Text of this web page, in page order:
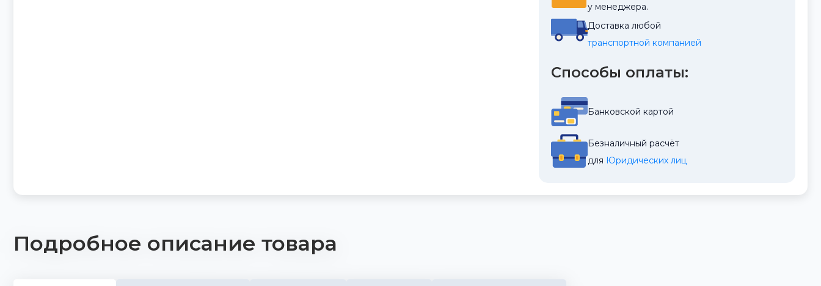
у менеджера.
Доставка любой
транспортной компанией
Способы оплаты:
Банковской картой
Безналичный расчёт
для Юридических лиц
Подробное описание товара